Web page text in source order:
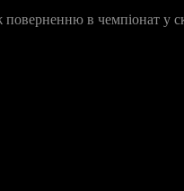
поверненню в чемпіонат у